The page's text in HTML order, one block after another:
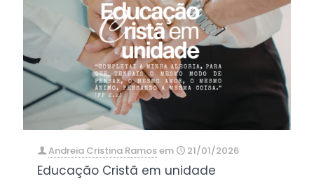
Andreia Cristina Ramosem 21/01/2026
Educação Cristã em unidade